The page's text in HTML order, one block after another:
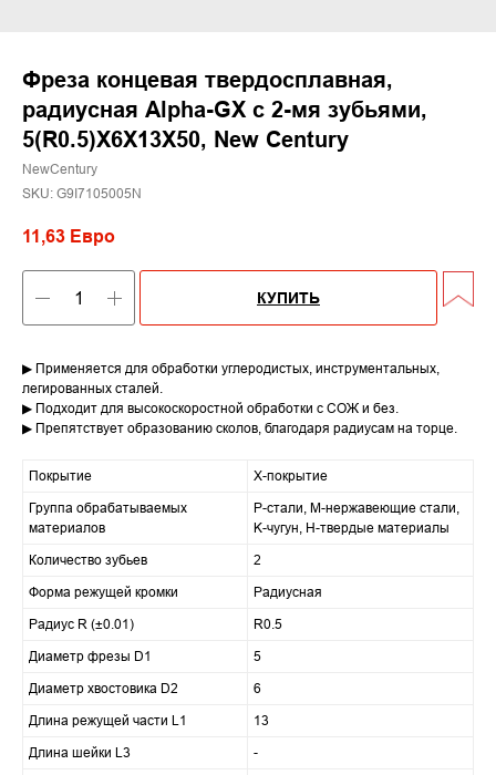
Фреза концевая твердосплавная,
радиусная Alpha-GX c 2-мя зубьями,
5(R0.5)X6X13X50, New Century
NewCentury
SKU: G9I7105005N
11,63 Евро
КУПИТЬ
▶ Применяется для обработки углеродистых, инструментальных,
легированных сталей.
▶ Подходит для высокоскоростной обработки с СОЖ и без.
▶ Препятствует образованию сколов, благодаря радиусам на торце.
Покрытие
X-покрытие
Группа обрабатываемых
материалов
P-стали, M-нержавеющие стали,
K-чугун, H-твердые материалы
Количество зубьев
2
Форма режущей кромки
Радиусная
Радиус R (±0.01)
R0.5
Диаметр фрезы D1
5
Диаметр хвостовика D2
6
Длина режущей части L1
13
Длина шейки L3
-